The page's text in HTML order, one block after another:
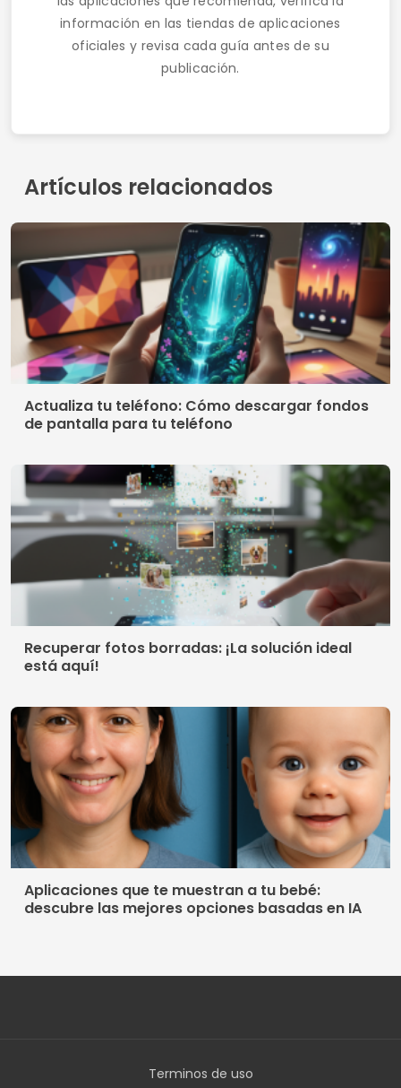
Actualiza tu teléfono: Cómo descargar fondos
de pantalla para tu teléfono
Recuperar fotos borradas: ¡La solución ideal
Aplicaciones que te muestran a tu bebé:
Terminos de uso
Política de privacidad
Quienes somos